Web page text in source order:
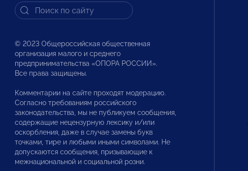
© 2023 Общероссийская общественная
организация малого и среднего
предпринимательства «ОПОРА РОССИИ».
Все права защищены.
Комментарии на сайте проходят модерацию.
Согласно требованиям российского
законодательства, мы не публикуем сообщения,
содержащие нецензурную лексику и/или
оскорбления, даже в случае замены букв
точками, тире и любыми иными символами. Не
допускаются сообщения, призывающие к
межнациональной и социальной розни.